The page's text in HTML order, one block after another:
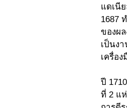
แดเนี
1687
ของผ
เป็นง
เครื่อ
ปี
ที่ 2 แ